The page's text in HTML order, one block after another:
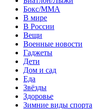
Бокс/MMA
В мире
В России
Вещи
Военные новости
Гаджеты
Дети
Дом и сад
Еда
Звёзды
Здоровье
Зимние виды спорта